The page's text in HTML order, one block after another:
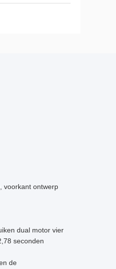
voorkant ontwerp
dual motor vier
seconden
de